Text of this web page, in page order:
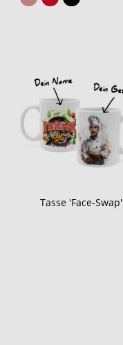
Tasse 'Face-Swap'